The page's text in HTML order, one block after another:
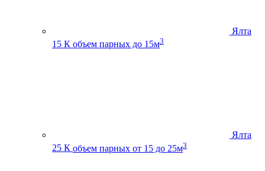
Ялта
15 К объем парных до 15м3
Ялта
25 К объем парных от 15 до 25м3